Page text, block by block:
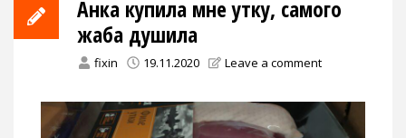
Анка купила мне утку, самого
жаба душила
fixin 19.11.2020 Leave a comment